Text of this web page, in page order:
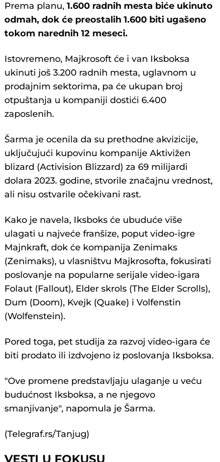
Prema planu,1.600 radnih mesta biće ukinuto
odmah, dok će preostalih 1.600 biti ugašeno
tokom narednih 12 meseci.
Istovremeno, Majkrosoft će i van Iksboksa
ukinuti još 3.200 radnih mesta, uglavnom u
prodajnim sektorima, pa će ukupan broj
otpuštanja u kompaniji dostići 6.400
zaposlenih.
Šarma je ocenila da su prethodne akvizicije,
uključujući kupovinu kompanije Aktivižen
blizard (Activision Blizzard) za 69 milijardi
dolara 2023. godine, stvorile značajnu vrednost,
ali nisu ostvarile očekivani rast.
Kako je navela, Iksboks će ubuduće više
ulagati u najveće franšize, poput video-igre
Majnkraft, dok će kompanija Zenimaks
(Zenimaks), u vlasništvu Majkrosofta, fokusirati
poslovanje na popularne serijale video-igara
Folaut (Fallout), Elder skrols (The Elder Scrolls),
Dum (Doom), Kvejk (Quake) i Volfenstin
(Wolfenstein).
Pored toga, pet studija za razvoj video-igara će
biti prodato ili izdvojeno iz poslovanja Iksboksa.
"Ove promene predstavljaju ulaganje u veću
budućnost Iksboksa, a ne njegovo
smanjivanje", napomula je Šarma.
(Telegraf.rs/Tanjug)
VESTI U FOKUSU